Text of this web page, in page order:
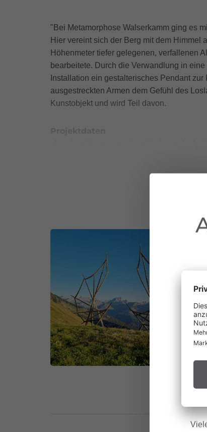
"Bei Metamorphose Walserkamm ging es
Hier vereint sich der Berg mit dem Himmel
Höhenmeter tiefer gelegenen, verfallenen
bearbeitete. Durch die Verwandlung in
Installation ein gestalterisches Pendant
ausgestreckten Armen dem Gefühl des
Kunstobjekt und wird Teil davon.
Material: Altholzbalken und Bretter des
Ein großer Dank gilt der Alpgemeinschaft
Besichtigung der hier aufgestellten
immer geartete Schäden und Gefahren, die
Die Skulptur ist kein Klettergerüst!